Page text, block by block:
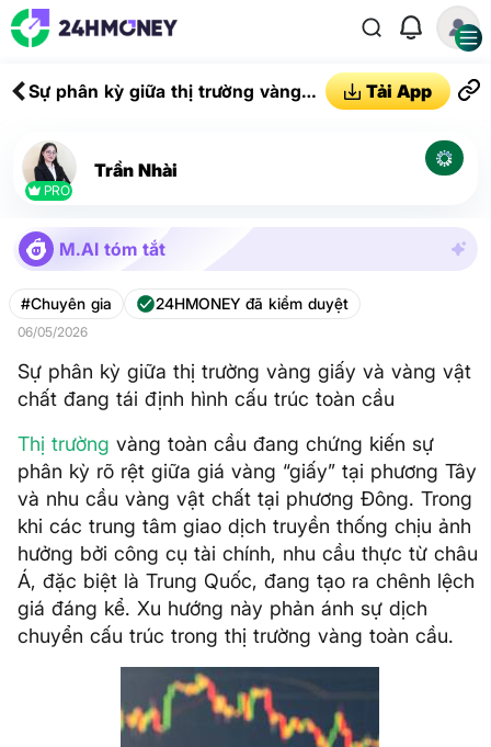
Sự phân kỳ giữa thị trường vàng
định hình cấu trúc toàn cầu
Tải App
PRO
Trần Nhài
M.AI tóm tắt
#Chuyên gia 24HMONEY đã kiểm duyệt
06/05/2026
Sự phân kỳ giữa thị trường vàng giấy và vàng vật
chất đang tái định hình cấu trúc toàn cầu
Thị trường vàng toàn cầu đang chứng kiến sự
phân kỳ rõ rệt giữa giá vàng “giấy” tại phương Tây
và nhu cầu vàng vật chất tại phương Đông. Trong
khi các trung tâm giao dịch truyền thống chịu ảnh
hưởng bởi công cụ tài chính, nhu cầu thực từ châu
Á, đặc biệt là Trung Quốc, đang tạo ra chênh lệch
giá đáng kể. Xu hướng này phản ánh sự dịch
chuyển cấu trúc trong thị trường vàng toàn cầu.